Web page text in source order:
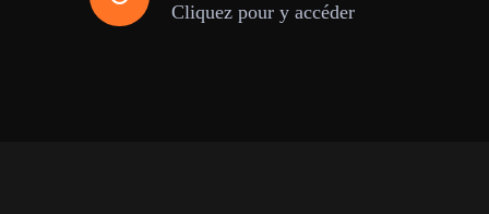
Cliquez pour y accéder